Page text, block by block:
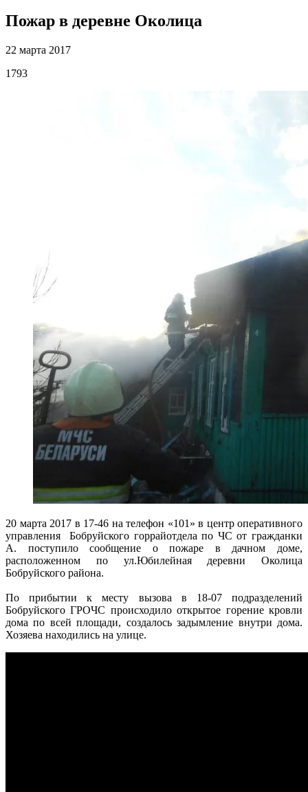
Пожар в деревне Околица
22 марта 2017
1793
20 марта 2017 в 17-46 на телефон «101» в центр оперативного
управления Бобруйского горрайотдела по ЧС от гражданки
А. поступило сообщение о пожаре в дачном доме,
расположенном по ул.Юбилейная деревни Околица
Бобруйского района.
По прибытии к месту вызова в 18-07 подразделений
Бобруйского ГРОЧС происходило открытое горение кровли
дома по всей площади, создалось задымление внутри дома.
Хозяева находились на улице.